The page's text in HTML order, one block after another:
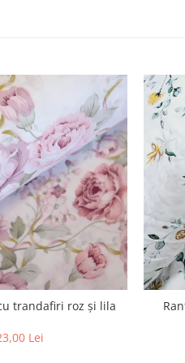
trandafiri roz și lila
Lei